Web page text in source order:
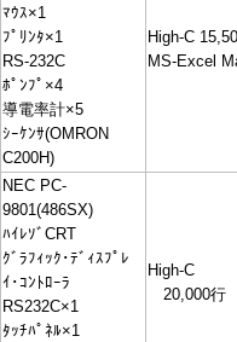
ﾏｳｽ×1
ﾌﾟﾘﾝﾀ×1
RS-232C
ﾎﾟﾝﾌﾟ×4
導電率計×5
ｼｰｹﾝｻ(OMRON
C200H)
High-C
MS-Excel
NEC PC-
9801(486SX)
ﾊｲﾚｿﾞCRT
ｸﾞﾗﾌｨｯｸ･ﾃﾞｨｽﾌﾟﾚ
ｲ･ｺﾝﾄﾛｰﾗ
RS232C×1
ﾀｯﾁﾊﾟﾈﾙ×1
High-C
20,000行